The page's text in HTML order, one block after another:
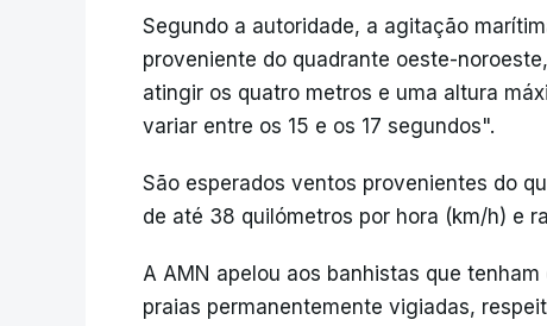
Segundo a autoridade, a agitação
proveniente do quadrante oeste-
atingir os quatro metros e uma altura
variar entre os 15 e os 17 segundos".
São esperados ventos provenientes do
de até 38 quilómetros por hora (km/h) e
A AMN apelou aos banhistas que
praias permanentemente vigiadas,